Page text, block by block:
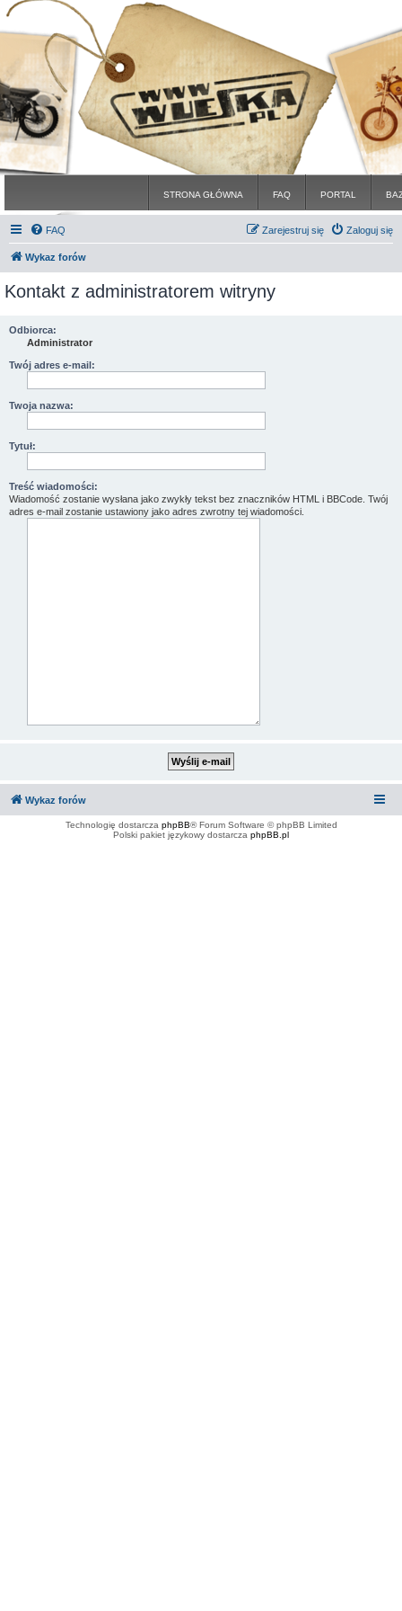
STRONA GŁÓWNA FAQ PORTAL
FAQ Zaloguj się
Zarejestruj się
Wykaz forów
Kontakt z administratorem witryny
Odbiorca:
Administrator
Twój adres e-mail:
Twoja nazwa:
Tytuł:
Treść wiadomości:
Wiadomość zostanie wysłana jako zwykły tekst bez znaczników HTML i BBCode. Twój
adres e-mail zostanie ustawiony jako adres zwrotny tej wiadomości.
Wykaz forów
Technologię dostarcza phpBB® Forum Software © phpBB Limited
Polski pakiet językowy dostarcza phpBB.pl